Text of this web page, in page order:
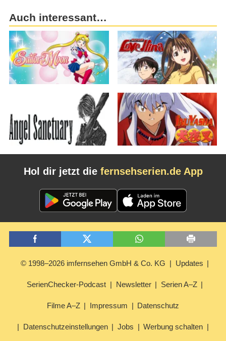
Auch interessant…
Hol dir jetzt die fernsehserien.de App
© 1998–2026 imfernsehen GmbH & Co. KG Updates
SerienChecker-Podcast Newsletter Serien A–Z
Filme A–Z Impressum Datenschutz
Datenschutzeinstellungen Jobs Werbung schalten